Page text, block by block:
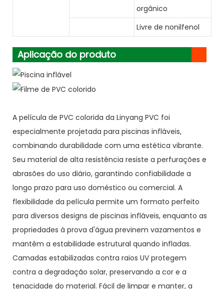
orgânico
Livre de nonilfenol
Aplicação do produto
A película de PVC colorida da Linyang PVC foi
especialmente projetada para piscinas infláveis,
combinando durabilidade com uma estética vibrante.
Seu material de alta resistência resiste a perfurações e
abrasões do uso diário, garantindo confiabilidade a
longo prazo para uso doméstico ou comercial. A
flexibilidade da película permite um formato perfeito
para diversos designs de piscinas infláveis, enquanto as
propriedades à prova d'água previnem vazamentos e
mantêm a estabilidade estrutural quando infladas.
Camadas estabilizadas contra raios UV protegem
contra a degradação solar, preservando a cor e a
tenacidade do material. Fácil de limpar e manter, a